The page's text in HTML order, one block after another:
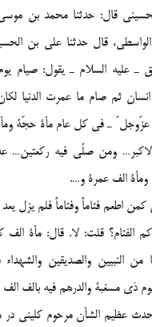
قال: حدثنا محمد بن موسی
قال حدثنا علی بن
ـ علیه السلام ـ یقول: صیام
ثم صام ما عمرت الدنیا
عزّوجل ّ ـ فی کل عام مأة حجّة
ومن صلّی فیه رکعتین…
الف عمرة و….
اطعم فئاماً وفئاماً فلم یزل
الفئام؟ قلت: لا. قال: مأة الف
النبیین والصدیقین
ذی مسغبة والدرهم فیه بالف الف
عظیم الشأن مرحوم کلینی در